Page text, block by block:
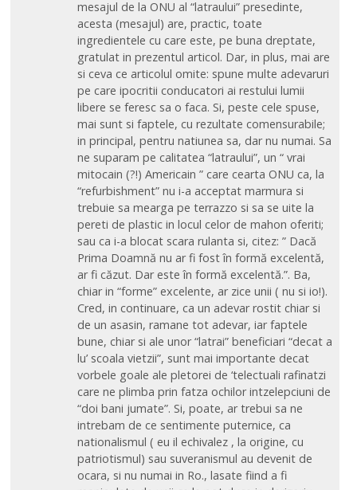
mesajul de la ONU al “latraului” presedinte,
acesta (mesajul) are, practic, toate
ingredientele cu care este, pe buna dreptate,
gratulat in prezentul articol. Dar, in plus, mai are
si ceva ce articolul omite: spune multe adevaruri
pe care ipocritii conducatori ai restului lumii
libere se feresc sa o faca. Si, peste cele spuse,
mai sunt si faptele, cu rezultate comensurabile;
in principal, pentru natiunea sa, dar nu numai. Sa
ne suparam pe calitatea “latraului”, un “ vrai
mitocain (?!) Americain ” care cearta ONU ca, la
“refurbishment” nu i-a acceptat marmura si
trebuie sa mearga pe terrazzo si sa se uite la
pereti de plastic in locul celor de mahon oferiti;
sau ca i-a blocat scara rulanta si, citez: ” Dacă
Prima Doamnă nu ar fi fost în formă excelentă,
ar fi căzut. Dar este în formă excelentă.”. Ba,
chiar in “forme” excelente, ar zice unii ( nu si io!).
Cred, in continuare, ca un adevar rostit chiar si
de un asasin, ramane tot adevar, iar faptele
bune, chiar si ale unor “latrai” beneficiari “decat a
lu’ scoala vietzii”, sunt mai importante decat
vorbele goale ale pletorei de ‘telectuali rafinatzi
care ne plimba prin fatza ochilor intzelepciuni de
“doi bani jumate”. Si, poate, ar trebui sa ne
intrebam de ce sentimente puternice, ca
nationalismul ( eu il echivalez , la origine, cu
patriotismul) sau suveranismul au devenit de
ocara, si nu numai in Ro., lasate fiind a fi